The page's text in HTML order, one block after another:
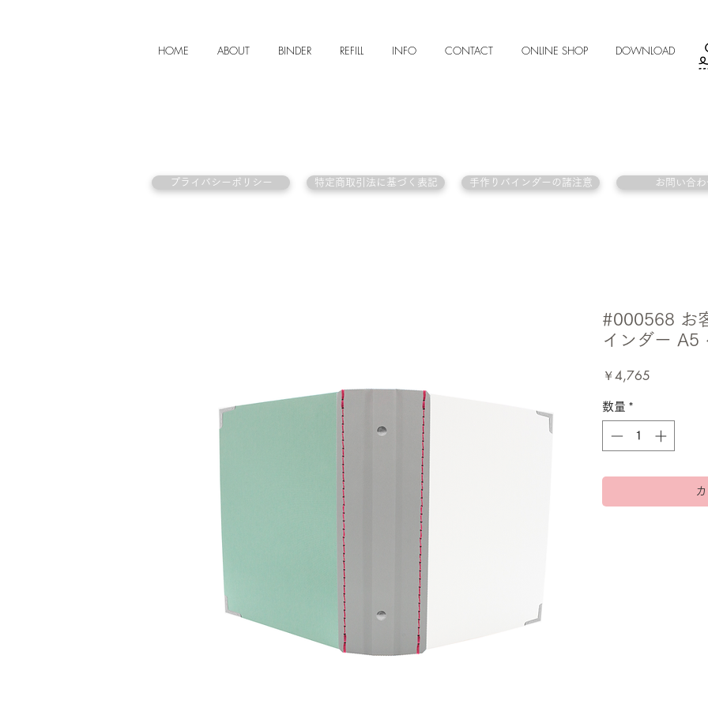
HOME ABOUT BINDER REFILL INFO CONTACT ONLINE SHOP DOWNLOAD
#000568 お
インダー A5
￥4,765
数量 *
プライバシーポリシー 特定商取引法に基づく表記 手作りバインダーの諸注意 お問い合わ